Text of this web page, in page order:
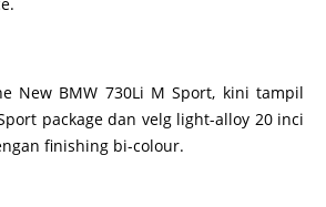
New BMW 730Li M Sport, kini tampil
package dan velg light-alloy 20 inci
finishing bi-colour.